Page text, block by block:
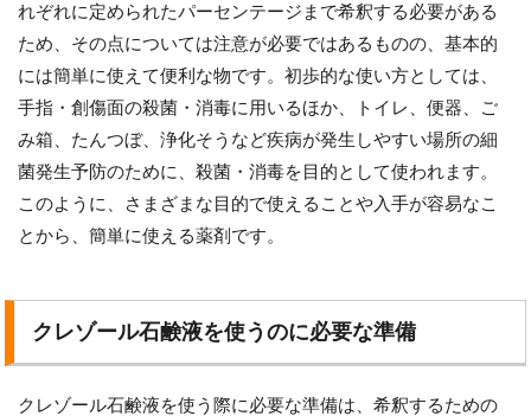
れぞれに定められたパーセンテージまで希釈する必要がある
ため、その点については注意が必要ではあるものの、基本的
には簡単に使えて便利な物です。初歩的な使い方としては、
手指・創傷面の殺菌・消毒に用いるほか、トイレ、便器、ご
み箱、たんつぼ、浄化そうなど疾病が発生しやすい場所の細
菌発生予防のために、殺菌・消毒を目的として使われます。
このように、さまざまな目的で使えることや入手が容易なこ
とから、簡単に使える薬剤です。
クレゾール石鹸液を使うのに必要な準備
クレゾール石鹸液を使う際に必要な準備は、希釈するための